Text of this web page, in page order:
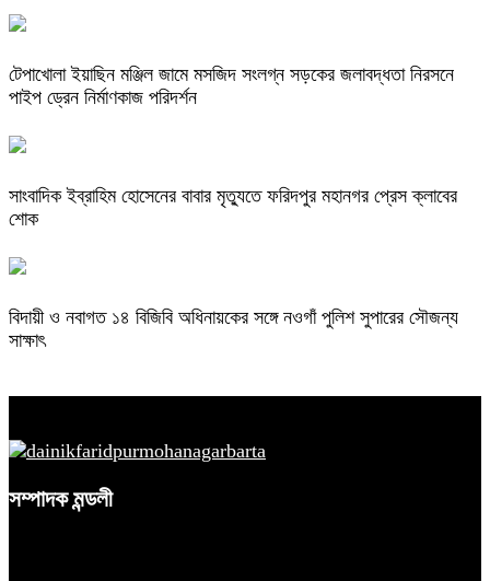
টেপাখোলা ইয়াছিন মঞ্জিল জামে মসজিদ সংলগ্ন সড়কের জলাবদ্ধতা নিরসনে
পাইপ ড্রেন নির্মাণকাজ পরিদর্শন
সাংবাদিক ইব্রাহিম হোসেনের বাবার মৃত্যুতে ফরিদপুর মহানগর প্রেস ক্লাবের
শোক
বিদায়ী ও নবাগত ১৪ বিজিবি অধিনায়কের সঙ্গে নওগাঁ পুলিশ সুপারের সৌজন্য
সাক্ষাৎ
সম্পাদক মন্ডলী